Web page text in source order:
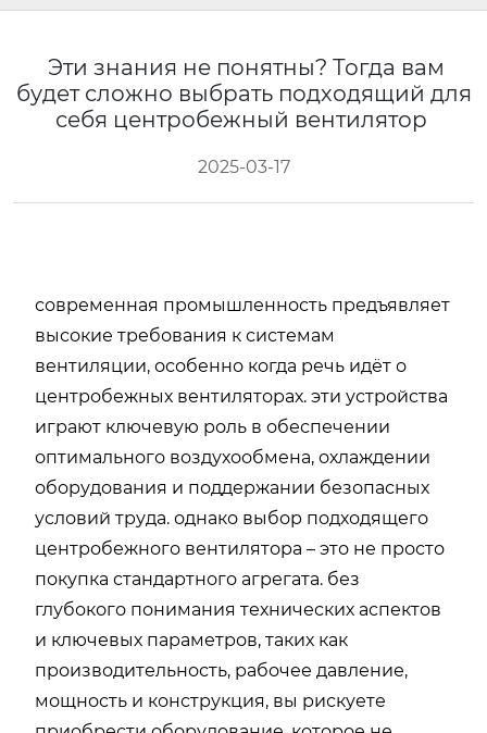
Эти знания не понятны? Тогда вам
будет сложно выбрать подходящий для
себя центробежный вентилятор
2025-03-17
современная промышленность предъявляет
высокие требования к системам
вентиляции, особенно когда речь идёт о
центробежных вентиляторах. эти устройства
играют ключевую роль в обеспечении
оптимального воздухообмена, охлаждении
оборудования и поддержании безопасных
условий труда. однако выбор подходящего
центробежного вентилятора – это не просто
покупка стандартного агрегата. без
глубокого понимания технических аспектов
и ключевых параметров, таких как
производительность, рабочее давление,
мощность и конструкция, вы рискуете